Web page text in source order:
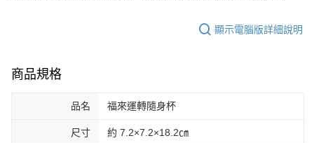
顯示電腦版詳細說明
商品規格
品名 福來運轉隨身杯
尺寸 約 7.2×7.2×18.2㎝